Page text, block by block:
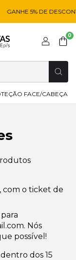
GANHE 5% DE
0
FACE/CABEÇA
com o ticket de
. Nós
possível!
dos 15